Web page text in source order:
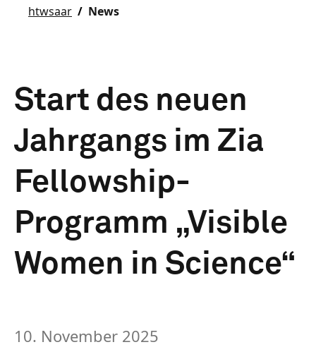
htwsaar News
Start des neuen
Jahrgangs im Zia
Fellowship-
Programm „Visible
Women in Science“
10. November 2025